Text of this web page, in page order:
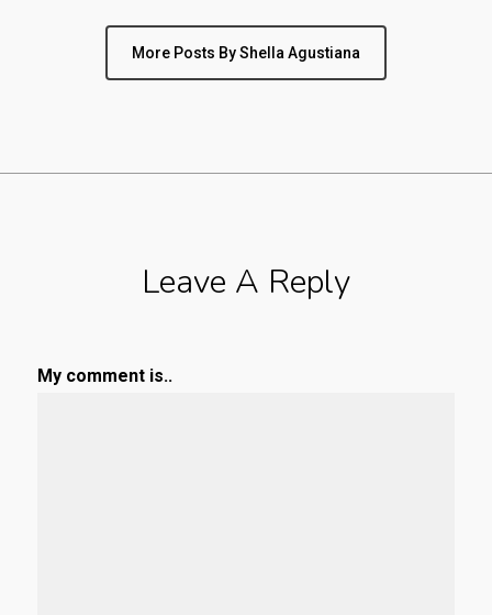
More Posts By Shella Agustiana
Leave A Reply
My comment is..